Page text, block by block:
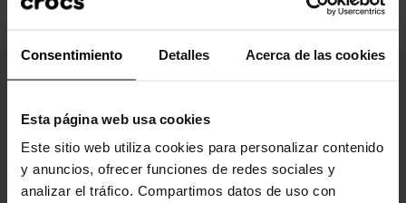
Consentimiento Detalles Acerca de las cookies
Esta página web usa cookies
Este sitio web utiliza cookies para personalizar contenido
y anuncios, ofrecer funciones de redes sociales y
analizar el tráfico. Compartimos datos de uso con